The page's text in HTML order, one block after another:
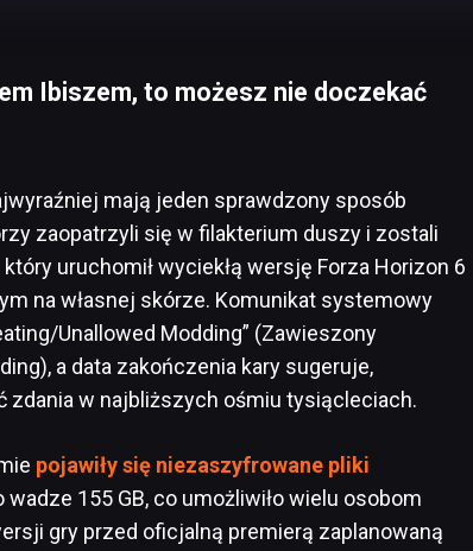
Ibiszem, to możesz nie doczekać
mają jeden sprawdzony sposób
zaopatrzyli się w filakterium duszy i zostali
uruchomił wyciekłą wersję Forza Horizon 6
na własnej skórze. Komunikat systemowy
Unallowed Modding” (Zawieszony
a data zakończenia kary sugeruje,
zdania w najbliższych ośmiu tysiącleciach.
pojawiły się niezaszyfrowane pliki
155 GB, co umożliwiło wielu osobom
gry przed oficjalną premierą zaplanowaną